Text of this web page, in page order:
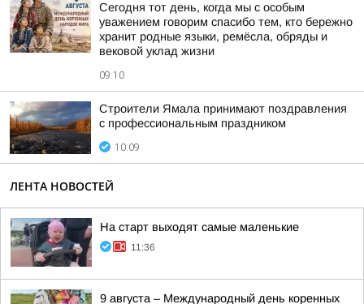
Сегодня тот день, когда мы с особым
уважением говорим спасибо тем, кто бережно
хранит родные языки, ремёсла, обряды и
вековой уклад жизни
09:10
Строители Ямала принимают поздравления
с профессиональным праздником
10:09
ЛЕНТА НОВОСТЕЙ
На старт выходят самые маленькие
11:36
9 августа – Международный день коренных